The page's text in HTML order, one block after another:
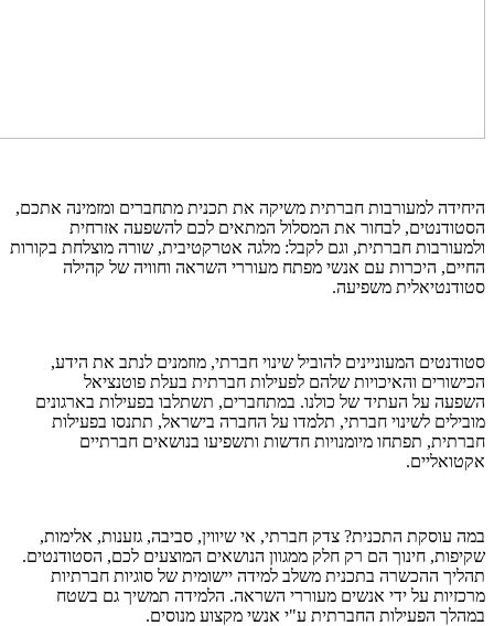
היחידה למעורבות חברתית משיקה את תכנית מתחברים ומזמינה אתכם,
הסטודנטים, לבחור את המסלול המתאים לכם להשפעה אזרחית
ולמעורבות חברתית, וגם לקבל: מלגה אטרקטיבית, שורה מוצלחת בקורות
החיים, היכרות עם אנשי מפתח מעוררי השראה וחוויה של קהילה
סטודנטיאלית משפיעה.
סטודנטים המעוניינים להוביל שינוי חברתי, מוזמנים לנתב את הידע,
הכישורים והאיכויות שלהם לפעילות חברתית בעלת פוטנציאל
השפעה על העתיד של כולנו. במתחברים, תשתלבו בפעילות בארגונים
מובילים לשינוי חברתי, תלמדו על החברה בישראל, תתנסו בפעילות
חברתית, תפתחו מיומנויות חדשות ותשפיעו בנושאים חברתיים
אקטואליים.
במה עוסקת התכנית? צדק חברתי, אי שיווין, סביבה, גזענות, אלימות,
שקיפות, חינוך הם רק חלק ממגוון הנושאים המוצעים לכם, הסטודנטים.
תהליך ההכשרה בתכנית משלב למידה יישומית של סוגיות חברתיות
מרכזיות על ידי אנשים מעוררי השראה. הלמידה תמשיך גם בשטח
במהלך הפעילות החברתית ע"י אנשי מקצוע מנוסים.